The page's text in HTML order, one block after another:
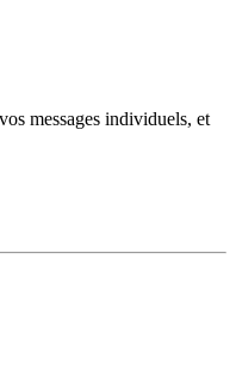
messages individuels, et